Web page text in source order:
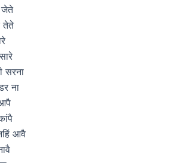
जेते
तेते
सरना
ना
आवै